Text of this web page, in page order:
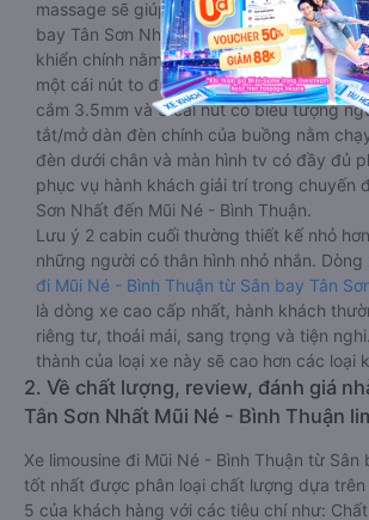
massage sẽ giúp bạn thư giãn trong
bay Tân Sơn Nhất đến Mũi Né - Bình
khiển chính nằm ngay cạnh đầu để tiện
một cái nút to đùng để gọi tiếp viên, 2
cắm 3.5mm và 3 cái nút có biểu tượng
tắt/mở dàn đèn chính của buồng nằm
đèn dưới chân và màn hình tv có đầy đủ
phục vụ hành khách giải trí trong chuyến
Sơn Nhất đến Mũi Né - Bình Thuận.
Lưu ý 2 cabin cuối thường thiết kế nhỏ
những người có thân hình nhỏ nhắn. Dòng
đi Mũi Né - Bình Thuận từ Sân bay Tân
là dòng xe cao cấp nhất, hành khách
riêng tư, thoải mái, sang trọng và tiện
thành của loại xe này sẽ cao hơn các loại
2. Về chất lượng, review, đánh giá
Tân Sơn Nhất Mũi Né - Bình Thuận
Xe limousine đi Mũi Né - Bình Thuận từ Sân
tốt nhất được phân loại chất lượng dựa
5 của khách hàng với các tiêu chí như: